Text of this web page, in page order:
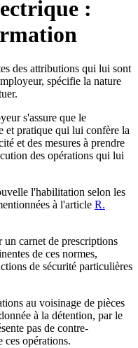
:
des attributions qui lui sont
spécifie la nature
s'assure que le
et pratique qui lui confère la
et des mesures à prendre
des opérations qui lui
l'habilitation selon les
à l'article R.
carnet de prescriptions
de ces normes,
de sécurité particulières
au voisinage de pièces
à la détention, par le
pas de contre-
ces opérations.